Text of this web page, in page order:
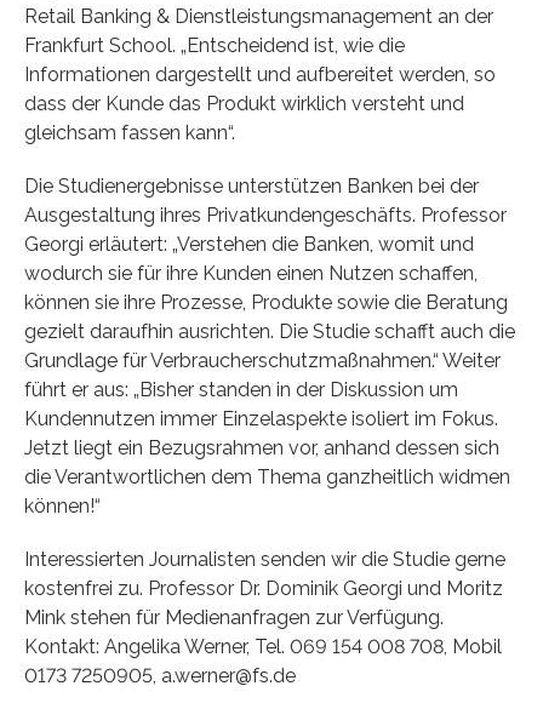
Retail Banking & Dienstleistungsmanagement an der
Frankfurt School. „Entscheidend ist, wie die
Informationen dargestellt und aufbereitet werden, so
dass der Kunde das Produkt wirklich versteht und
gleichsam fassen kann“.
Die Studienergebnisse unterstützen Banken bei der
Ausgestaltung ihres Privatkundengeschäfts. Professor
Georgi erläutert: „Verstehen die Banken, womit und
wodurch sie für ihre Kunden einen Nutzen schaffen,
können sie ihre Prozesse, Produkte sowie die Beratung
gezielt daraufhin ausrichten. Die Studie schafft auch die
Grundlage für Verbraucherschutzmaßnahmen.“ Weiter
führt er aus: „Bisher standen in der Diskussion um
Kundennutzen immer Einzelaspekte isoliert im Fokus.
Jetzt liegt ein Bezugsrahmen vor, anhand dessen sich
die Verantwortlichen dem Thema ganzheitlich widmen
können!“
Interessierten Journalisten senden wir die Studie gerne
kostenfrei zu. Professor Dr. Dominik Georgi und Moritz
Mink stehen für Medienanfragen zur Verfügung.
Kontakt: Angelika Werner, Tel. 069 154 008 708, Mobil
0173 7250905, a.werner@fs.de